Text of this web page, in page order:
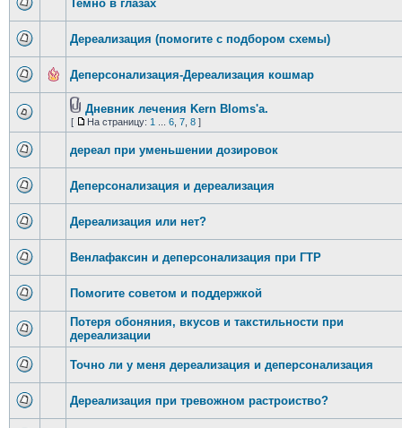
Темно в глазах
Дереализация (помогите с подбором схемы)
Деперсонализация-Дереализация кошмар
Дневник лечения Kern Bloms'a.
[ На страницу: 1 6, 7, 8]
дереал при уменьшении дозировок
Деперсонализация и дереализация
Дереализация или нет?
Венлафаксин и деперсонализация при ГТР
Помогите советом и поддержкой
Потеря обоняния, вкусов и такстильности при
дереализации
Точно ли у меня дереализация и деперсонализация
Дереализация при тревожном растроиство?